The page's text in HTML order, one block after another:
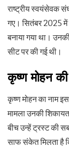
राष्ट्रीय स्वयंसेवक
गए। सितंबर 2025 में
बनाया गया था।
सीट पर की गई थी।
कृष्ण मोहन
कृष्ण मोहन का नाम
मामला उनकी
बीच उन्हें ट्रस्ट की
साफ संकेत मिलता है